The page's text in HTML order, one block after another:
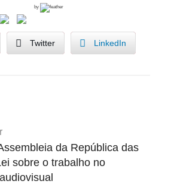
by
Twitter LinkedIn
da República das
sobre o trabalho no